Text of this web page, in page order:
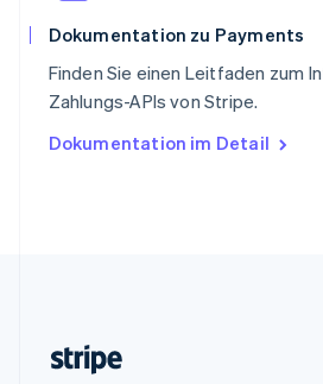
Dokumentation zu Payments
Finden Sie einen Leitfaden zum
Zahlungs-APIs von Stripe.
Dokumentation im Detail
Español
Thailand
Tschechische Republik
English
English